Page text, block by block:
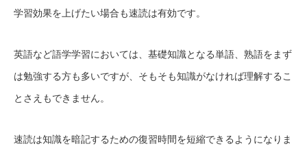
学習効果を上げたい場合も速読は有効です。
英語など語学学習においては、基礎知識となる単語、熟語をまず
は勉強する方も多いですが、そもそも知識がなければ理解するこ
とさえもできません。
速読は知識を暗記するための復習時間を短縮できるようになりま